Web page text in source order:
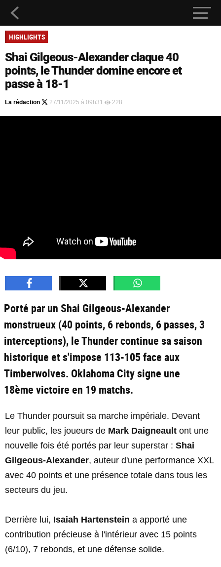
HIGHLIGHTS
Shai Gilgeous-Alexander claque 40
points, le Thunder domine encore et
passe à 18-1
La rédaction 27/11/2025 à 09h31 228
Porté par un Shai Gilgeous-Alexander
monstrueux (40 points, 6 rebonds, 6 passes, 3
interceptions), le Thunder continue sa saison
historique et s'impose 113-105 face aux
Timberwolves. Oklahoma City signe une
18ème victoire en 19 matchs.
Le Thunder poursuit sa marche impériale. Devant
leur public, les joueurs de Mark Daigneault ont une
nouvelle fois été portés par leur superstar : Shai
Gilgeous-Alexander, auteur d'une performance XXL
avec 40 points et une présence totale dans tous les
secteurs du jeu.
Derrière lui, Isaiah Hartenstein a apporté une
contribution précieuse à l'intérieur avec 15 points
(6/10), 7 rebonds, et une défense solide.